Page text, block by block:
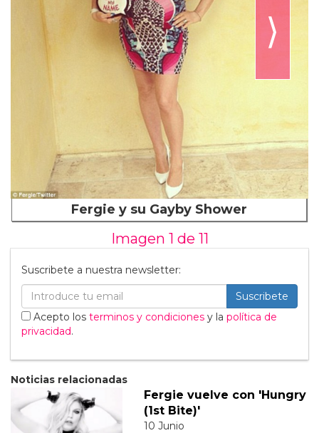
⟩
Fergie y su Gayby Shower
Imagen 1 de 11
Suscribete a nuestra newsletter:
Suscribete
Acepto los terminos y condiciones y la política de
privacidad.
Noticias relacionadas
Fergie vuelve con 'Hungry
(1st Bite)'
10 Junio